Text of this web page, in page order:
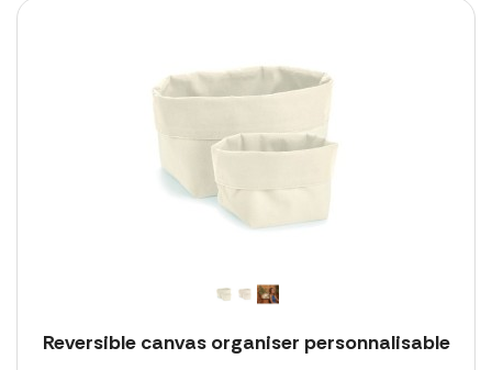
Reversible canvas organiser personnalisable